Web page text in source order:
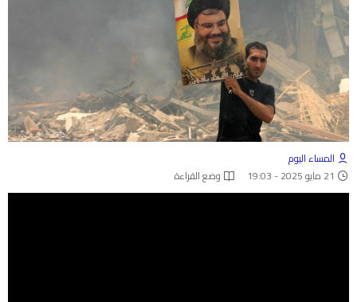
المساء اليوم
21 مايو 2025 - 19:03
وضع القراءة